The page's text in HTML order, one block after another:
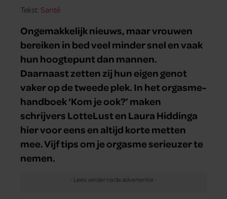
Tekst: Santé
Ongemakkelijk nieuws, maar vrouwen
bereiken in bed veel minder snel en vaak
hun hoogtepunt dan mannen.
Daarnaast zetten zij hun eigen genot
vaker op de tweede plek. In het orgasme-
handboek ‘Kom je ook?’ maken
schrijvers LotteLust en Laura Hiddinga
hier voor eens en altijd korte metten
mee. Vijf tips om je orgasme serieuzer te
nemen.